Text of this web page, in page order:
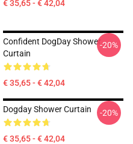
€ 35,65 - € 42,04
Confident DogDay Shower
Curtain
€ 35,65 - € 42,04
-20%
Dogday Shower Curtain
€ 35,65 - € 42,04
-20%